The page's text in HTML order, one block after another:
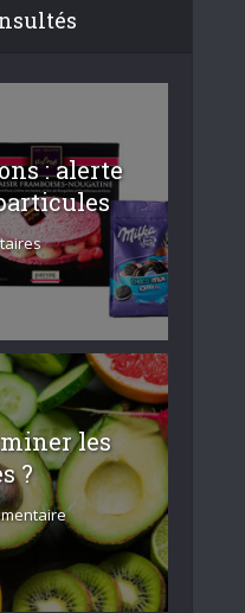
: alerte
les
?